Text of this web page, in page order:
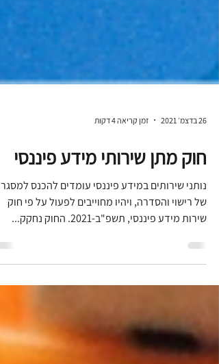
26 בדצמ׳ 2021 זמן קריאה 4 דקות
חוק מתן שירותי מידע פיננסי
נותני שירותים במידע פיננסי עומדים להכנס
שירות מידע פיננסי, תשפ"ב-2021. החוק נחקק...